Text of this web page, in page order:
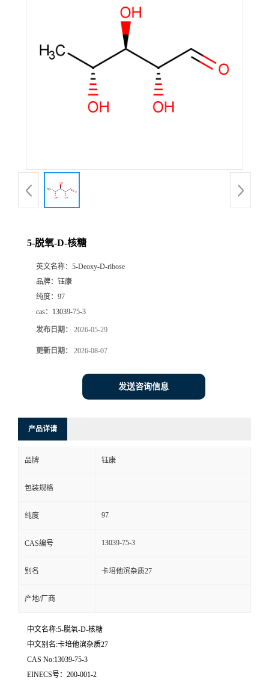
5-脱氧-D-核糖
英文名称： 5-Deoxy-D-ribose
品牌： 钰康
纯度： 97
cas： 13039-75-3
发布日期： 2026-05-29
更新日期： 2026-08-07
发送咨询信息
产品详请
品牌 钰康
包装规格
纯度 97
CAS编号 13039-75-3
别名 卡培他滨杂质27
产地/厂商
中文名称:5-脱氧-D-核糖
中文别名:卡培他滨杂质27
CAS No:13039-75-3
EINECS号：200-001-2